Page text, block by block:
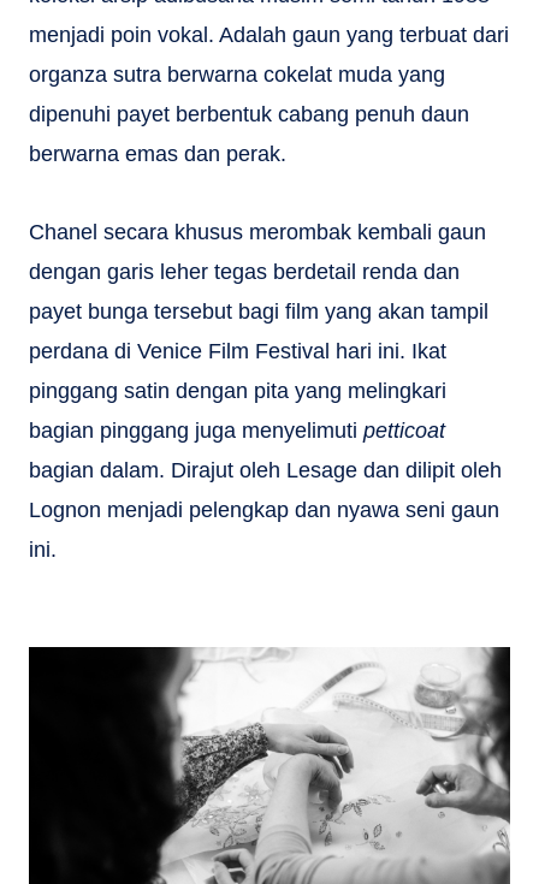
menjadi poin vokal. Adalah gaun yang terbuat dari
organza sutra berwarna cokelat muda yang
dipenuhi payet berbentuk cabang penuh daun
berwarna emas dan perak.
Chanel secara khusus merombak kembali gaun
dengan garis leher tegas berdetail renda dan
payet bunga tersebut bagi film yang akan tampil
perdana di Venice Film Festival hari ini. Ikat
pinggang satin dengan pita yang melingkari
bagian pinggang juga menyelimuti petticoat
bagian dalam. Dirajut oleh Lesage dan dilipit oleh
Lognon menjadi pelengkap dan nyawa seni gaun
ini.